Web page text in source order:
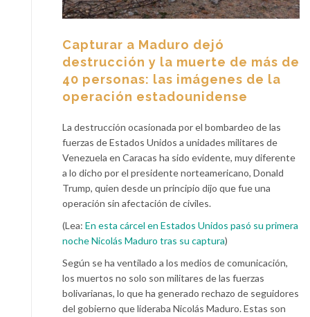
Capturar a Maduro dejó
destrucción y la muerte de más de
40 personas: las imágenes de la
operación estadounidense
La destrucción ocasionada por el bombardeo de las
fuerzas de Estados Unidos a unidades militares de
Venezuela en Caracas ha sido evidente, muy diferente
a lo dicho por el presidente norteamericano, Donald
Trump, quien desde un principio dijo que fue una
operación sin afectación de civiles.
(Lea: En esta cárcel en Estados Unidos pasó su primera
noche Nicolás Maduro tras su captura)
Según se ha ventilado a los medios de comunicación,
los muertos no solo son militares de las fuerzas
bolivarianas, lo que ha generado rechazo de seguidores
del gobierno que lideraba Nicolás Maduro. Estas son